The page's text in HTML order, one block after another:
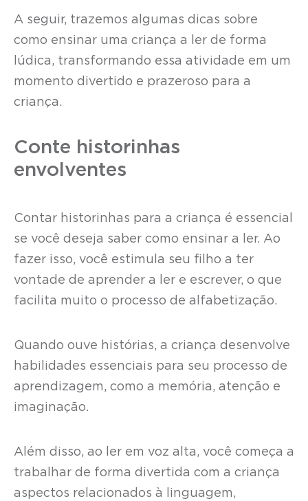
A seguir, trazemos algumas dicas sobre
como ensinar uma criança a ler de forma
lúdica, transformando essa atividade em um
momento divertido e prazeroso para a
criança.
Conte historinhas
envolventes
Contar historinhas para a criança é essencial
se você deseja saber como ensinar a ler. Ao
fazer isso, você estimula seu filho a ter
vontade de aprender a ler e escrever, o que
facilita muito o processo de alfabetização.
Quando ouve histórias, a criança desenvolve
habilidades essenciais para seu processo de
aprendizagem, como a memória, atenção e
imaginação.
Além disso, ao ler em voz alta, você começa a
trabalhar de forma divertida com a criança
aspectos relacionados à linguagem,